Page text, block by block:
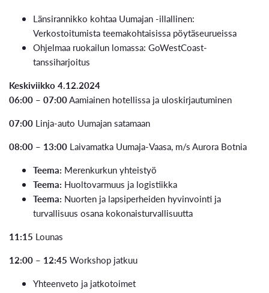
Länsirannikko kohtaa Uumajan -illallinen:
Verkostoitumista teemakohtaisissa pöytäseurueissa
Ohjelmaa ruokailun lomassa: GoWestCoast-
tanssiharjoitus
Keskiviikko 4.12.2024
06:00 – 07:00Aamiainen hotellissa ja uloskirjautuminen
07:00 Linja-auto Uumajan satamaan
08:00 – 13:00 Laivamatka Uumaja-Vaasa, m/s Aurora Botnia
Teema: Merenkurkun yhteistyö
Teema: Huoltovarmuus ja logistiikka
Teema: Nuorten ja lapsiperheiden hyvinvointi ja
turvallisuus osana kokonaisturvallisuutta
11:15 Lounas
12:00 – 12:45 Workshop jatkuu
Yhteenveto ja jatkotoimet